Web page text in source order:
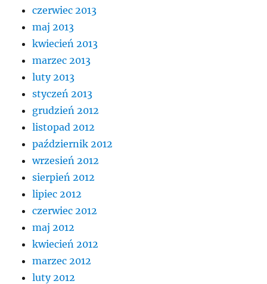
czerwiec 2013
maj 2013
kwiecień 2013
marzec 2013
luty 2013
styczeń 2013
grudzień 2012
listopad 2012
październik 2012
wrzesień 2012
sierpień 2012
lipiec 2012
czerwiec 2012
maj 2012
kwiecień 2012
marzec 2012
luty 2012